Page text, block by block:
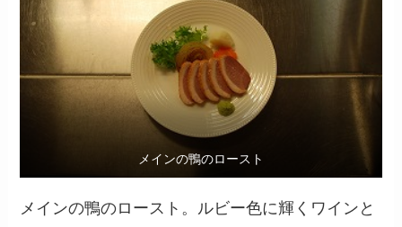
メインの鴨のロースト
メインの鴨のロースト。ルビー色に輝くワインと